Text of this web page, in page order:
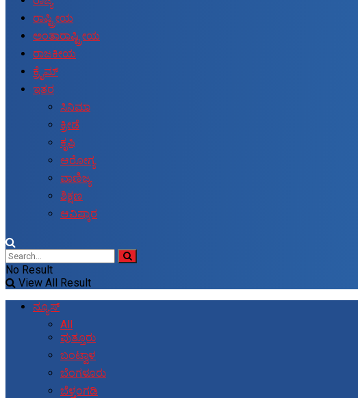
ರಾಷ್ಟ್ರೀಯ
ಅಂತಾರಾಷ್ಟ್ರೀಯ
ರಾಜಕೀಯ
ಕ್ರೈಮ್
ಇತರ
ಸಿನಿಮಾ
ಕ್ರೀಡೆ
ಕೃಷಿ
ಆರೋಗ್ಯ
ವಾಣಿಜ್ಯ
ಶಿಕ್ಷಣ
ಆವಿಷ್ಕಾರ
No Result
View All Result
ನ್ಯೂಸ್
All
ಪುತ್ತೂರು
ಬಂಟ್ವಾಳ
ಬೆಂಗಳೂರು
ಬೆಳ್ತಂಗಡಿ